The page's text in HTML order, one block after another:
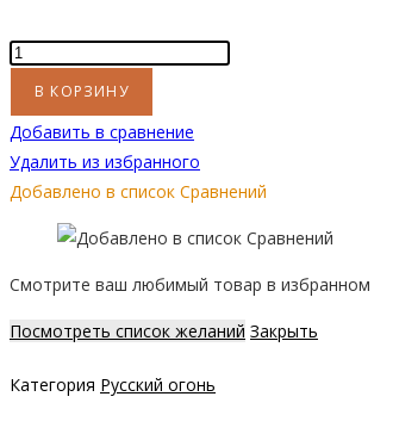
Количество
товара
Декоративное
стекло
(стемалит)
для
биокамина
800V
В КОРЗИНУ
Добавить в сравнение
Удалить из избранного
Добавлено в список Сравнений
Смотрите ваш любимый товар в избранном
Посмотреть список желаний Закрыть
Категория Русский огонь